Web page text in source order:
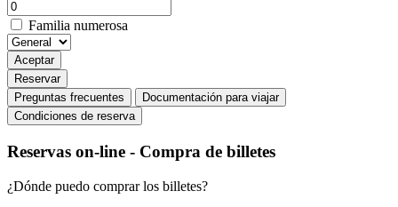
Familia numerosa
Aceptar
Reservar
Preguntas frecuentes
Documentación para viajar
Condiciones de reserva
Reservas on-line - Compra de billetes
¿Dónde puedo comprar los billetes?